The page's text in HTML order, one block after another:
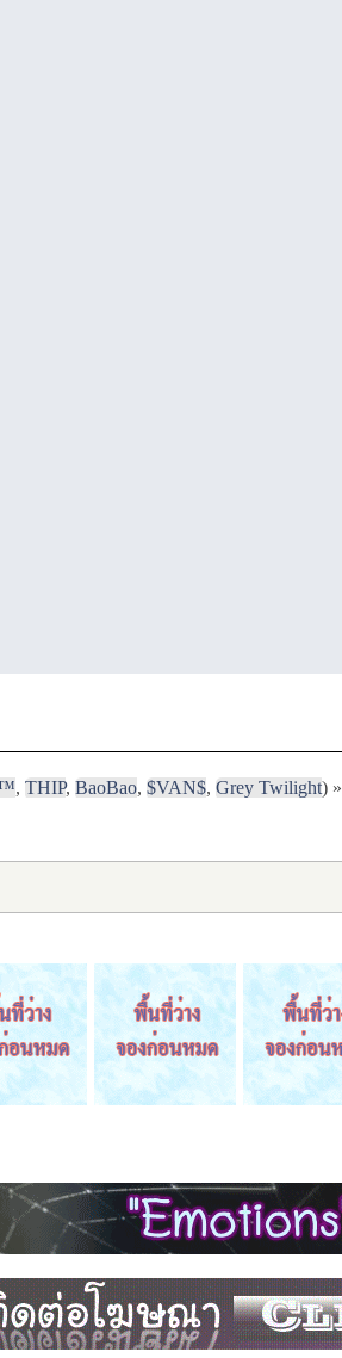
, THIP, BaoBao, $VAN$, Grey Twilight) »